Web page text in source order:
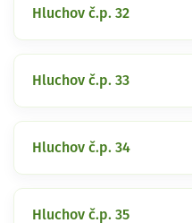
Hluchov č.p. 32
Hluchov č.p. 33
Hluchov č.p. 34
Hluchov č.p. 35